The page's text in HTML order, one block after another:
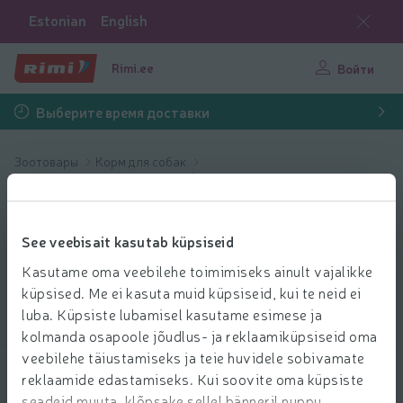
See veebisait kasutab küpsiseid
Kasutame oma veebilehe toimimiseks ainult vajalikke
küpsised. Me ei kasuta muid küpsiseid, kui te neid ei
luba. Küpsiste lubamisel kasutame esimese ja
kolmanda osapoole jõudlus- ja reklaamiküpsiseid oma
veebilehe täiustamiseks ja teie huvidele sobivamate
reklaamide edastamiseks. Kui soovite oma küpsiste
Estonian English
Rimi.ee Войти
Выберите время доставки
Зоотовары
Корм для собак
Витамины и лакомства для собак
Витамины и
лакомства для
собак
Выбрать продукты